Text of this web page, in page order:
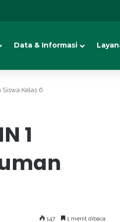
Data & Informasi
Kelas 6
1
147 1 menit dibaca